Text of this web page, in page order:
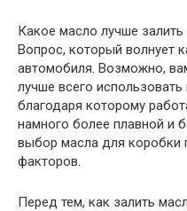
Какое масло лучше
Вопрос, который волнует
автомобиля. Возможно,
лучше всего
благодаря которому
намного более плавной и
выбор масла для коробки
факторов.
Перед тем, как залить